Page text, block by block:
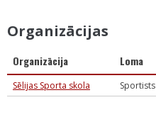
Organizācijas
Organizācija Loma
Sēlijas Sporta skola Sportists